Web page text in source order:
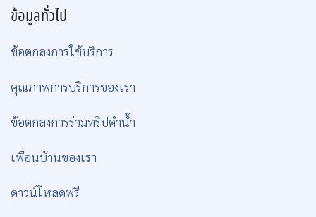
ข้อมูลทั่วไป
ข้อตกลงการใช้บริการ
คุณภาพการบริการของเรา
ข้อตกลงการร่วมทริปดำน้ำ
เพื่อนบ้านของเรา
ดาวน์โหลดฟรี